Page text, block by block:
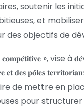
soutenir les
et
des objectifs de
», vise à
𝐝𝐞𝐬 𝐩𝐨̂𝐥𝐞𝐬
de mettre en
pour